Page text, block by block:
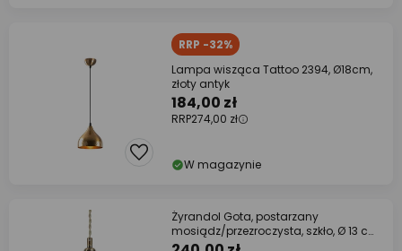
RRP -32%
Lampa wisząca Tattoo 2394, Ø18cm,
złoty antyk
184,00 zł
RRP274,00 zł
W magazynie
Żyrandol Gota, postarzany
mosiądz/przezroczysta, szkło, Ø 13 cm,
wtyczka